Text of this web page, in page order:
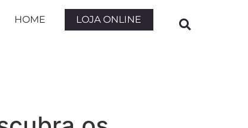
HOME LOJA ONLINE